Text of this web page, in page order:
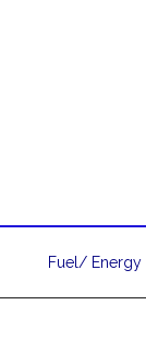
Fuel/ Energy